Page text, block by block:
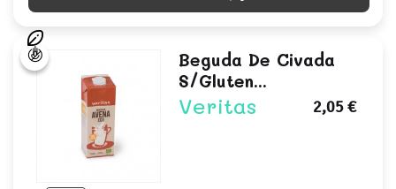
Beguda De Civada
S/gluten...
Veritas 2,05 €